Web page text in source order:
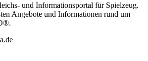
und Informationsportal für Spielzeug.
Angebote und Informationen rund um